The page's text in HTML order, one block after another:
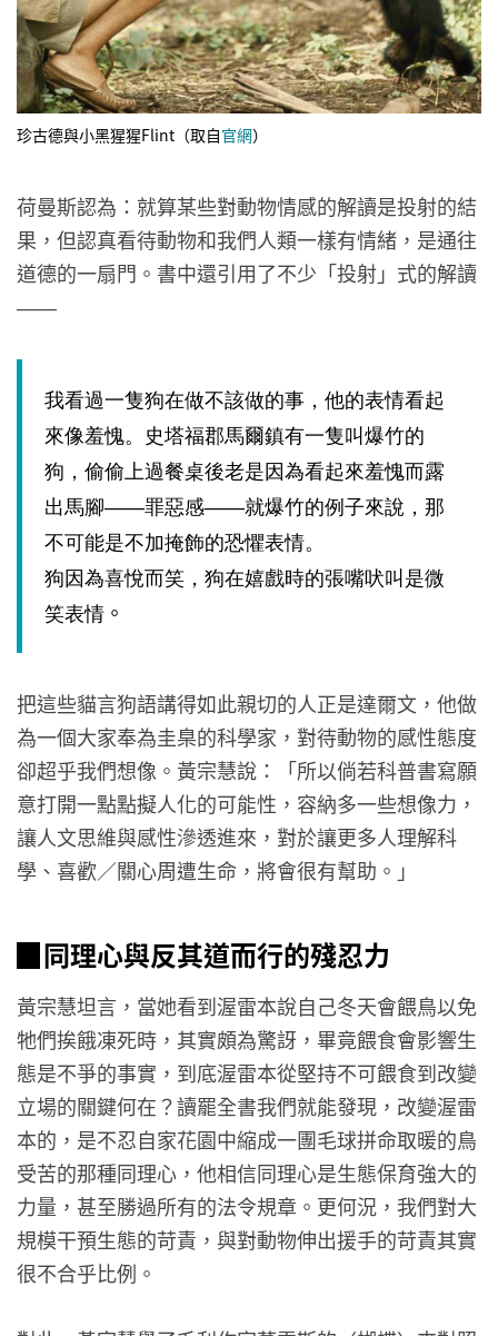
珍古德與小黑猩猩Flint（取自官網）
荷曼斯認為：就算某些對動物情感的解讀是投射的結
果，但認真看待動物和我們人類一樣有情緒，是通往
道德的一扇門。書中還引用了不少「投射」式的解讀
——
我看過一隻狗在做不該做的事，他的表情看起
來像羞愧。史塔福郡馬爾鎮有一隻叫爆竹的
狗，偷偷上過餐桌後老是因為看起來羞愧而露
出馬腳——罪惡感——就爆竹的例子來說，那
不可能是不加掩飾的恐懼表情。
狗因為喜悅而笑，狗在嬉戲時的張嘴吠叫是微
笑表情 。
把這些貓言狗語講得如此親切的人正是達爾文，他做
為一個大家奉為圭臬的科學家，對待動物的感性態度
卻超乎我們想像。黃宗慧說：「所以倘若科普書寫願
意打開一點點擬人化的可能性，容納多一些想像力，
讓人文思維與感性滲透進來，對於讓更多人理解科
學、喜歡／關心周遭生命，將會很有幫助。」
▉同理心與反其道而行的殘忍力
黃宗慧坦言，當她看到渥雷本說自己冬天會餵鳥以免
牠們挨餓凍死時，其實頗為驚訝，畢竟餵食會影響生
態是不爭的事實，到底渥雷本從堅持不可餵食到改變
立場的關鍵何在？讀罷全書我們就能發現，改變渥雷
本的，是不忍自家花園中縮成一團毛球拼命取暖的鳥
受苦的那種同理心，他相信同理心是生態保育強大的
力量，甚至勝過所有的法令規章。更何況，我們對大
規模干預生態的苛責，與對動物伸出援手的苛責其實
很不合乎比例。